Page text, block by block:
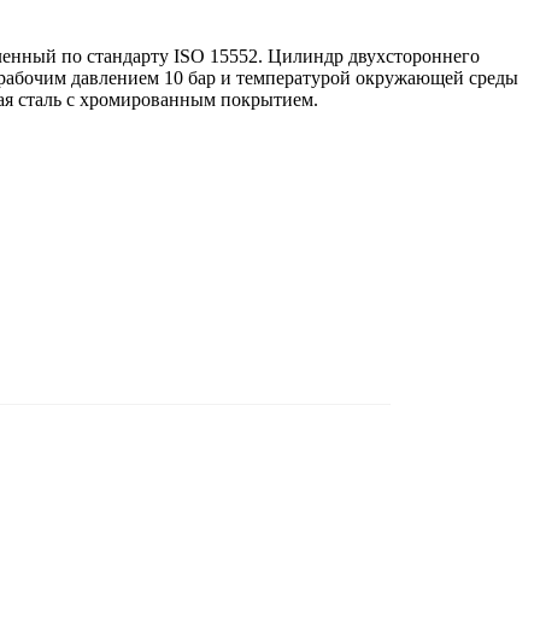
по стандарту ISO 15552. Цилиндр двухстороннего
давлением 10 бар и температурой окружающей среды
сталь с хромированным покрытием.